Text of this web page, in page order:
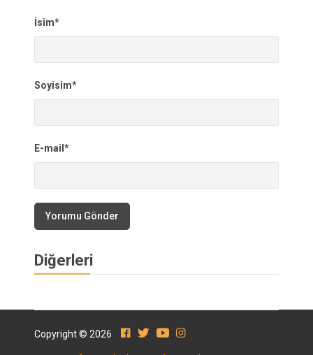
İsim*
Soyisim*
E-mail*
Yorumu Gönder
Diğerleri
Copyright © 2026